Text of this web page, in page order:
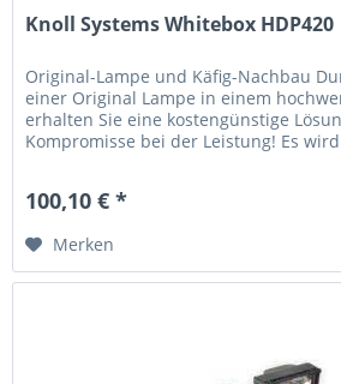
Knoll Systems Whitebox HDP420
Original-Lampe und Käfig-Nachbau
einer Original Lampe in einem
erhalten Sie eine kostengünstige
Kompromisse bei der Leistung! Es
100,10 € *
Merken